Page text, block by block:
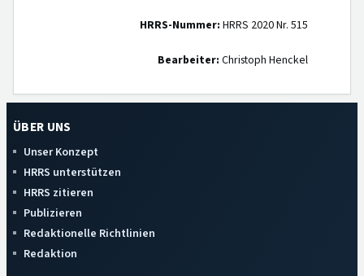
HRRS-Nummer: HRRS 2020 Nr. 515
Bearbeiter: Christoph Henckel
ÜBER UNS
Unser Konzept
HRRS unterstützen
HRRS zitieren
Publizieren
Redaktionelle Richtlinien
Redaktion